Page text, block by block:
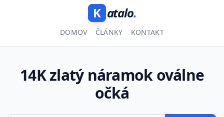
K atalo.
DOMOV ČLÁNKY KONTAKT
14K zlatý náramok oválne
očká